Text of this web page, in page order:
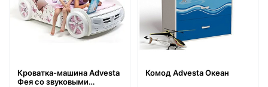
Кроватка-машина Advesta
Фея со звуковыми
Комод Advesta Океан